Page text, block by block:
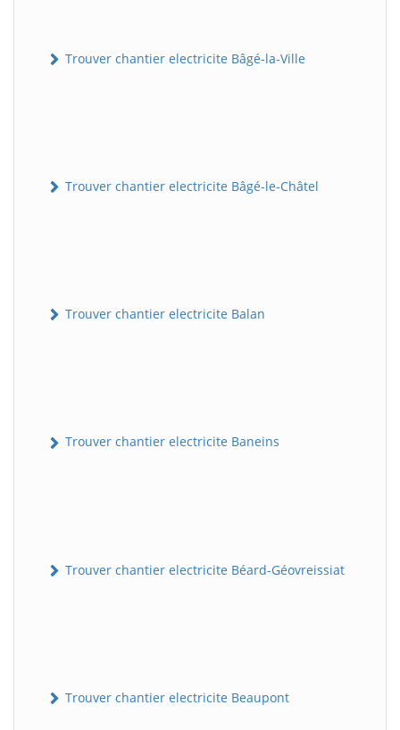
Trouver chantier electricite Bâgé-la-Ville
Trouver chantier electricite Bâgé-le-Châtel
Trouver chantier electricite Balan
Trouver chantier electricite Baneins
Trouver chantier electricite Béard-Géovreissiat
Trouver chantier electricite Beaupont